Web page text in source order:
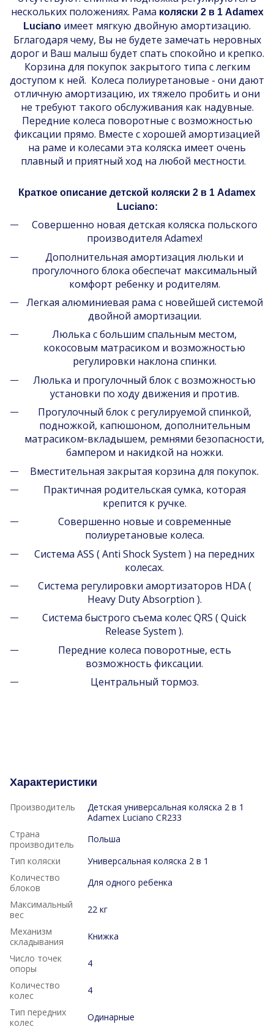
нескольких положениях. Рама коляски 2 в 1 Adamex
Luciano имеет мягкую двойную амортизацию.
Бглагодаря чему, Вы не будете замечать неровных
дорог и Ваш малыш будет спать спокойно и крепко.
Корзина для покупок закрытого типа с легким
доступом к ней. Колеса полиуретановые - они дают
отличную амортизацию, их тяжело пробить и они
не требуют такого обслуживания как надувные.
Передние колеса поворотные с возможностью
фиксации прямо. Вместе с хорошей амортизацией
на раме и колесами эта коляска имеет очень
плавный и приятный ход на любой местности.
Краткое описание детской коляски 2 в 1 Adamex
Luciano:
Совершенно новая детская коляска польского
производителя Adamex!
Дополнительная амортизация люльки и
прогулочного блока обеспечат максимальный
комфорт ребенку и родителям.
Легкая алюминиевая рама с новейшей системой
двойной амортизации.
Люлька с большим спальным местом,
кокосовым матрасиком и возможностью
регулировки наклона спинки.
Люлька и прогулочный блок с возможностью
установки по ходу движения и против.
Прогулочный блок с регулируемой спинкой,
подножкой, капюшоном, дополнительным
матрасиком-вкладышем, ремнями безопасности,
бампером и накидкой на ножки.
Вместительная закрытая корзина для покупок.
Практичная родительская сумка, которая
крепится к ручке.
Совершенно новые и современные
полиуретановые колеса.
Система ASS ( Anti Shock System ) на передних
колесах.
Система регулировки амортизаторов HDA (
Heavy Duty Absorption ).
Система быстрого съема колес QRS ( Quick
Release System ).
Передние колеса поворотные, есть
возможность фиксации.
Центральный тормоз.
Характеристики
Производитель
Детская универсальная коляска 2 в 1
Adamex Luciano CR233
Страна
производитель
Польша
Тип коляски
Универсальная коляска 2 в 1
Количество
блоков
Для одного ребенка
Максимальный
вес
22 кг
Механизм
складывания
Книжка
Число точек
опоры
4
Количество
колес
4
Тип передних
колес
Одинарные